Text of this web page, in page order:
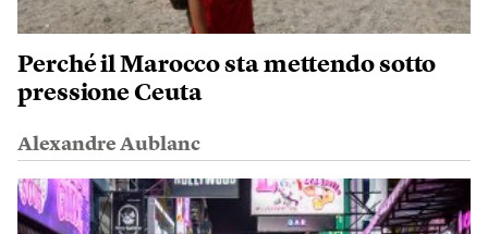
Perché il Marocco sta mettendo sotto
pressione Ceuta
Alexandre Aublanc